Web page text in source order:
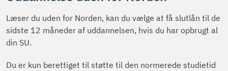
Læser du uden for Norden, kan du vælge at få slutlån til de
sidste 12 måneder af uddannelsen, hvis du har opbrugt al
din SU.
Du er kun berettiget til støtte til den normerede studietid